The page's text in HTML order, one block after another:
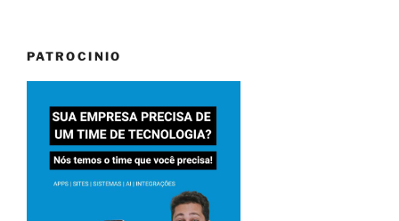
PATROCINIO